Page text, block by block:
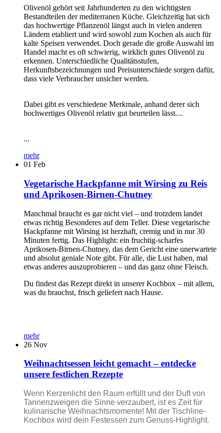
Olivenöl gehört seit Jahrhunderten zu den wichtigsten
Bestandteilen der mediterranen Küche. Gleichzeitig hat sich
das hochwertige Pflanzenöl längst auch in vielen anderen
Ländern etabliert und wird sowohl zum Kochen als auch für
kalte Speisen verwendet. Doch gerade die große Auswahl im
Handel macht es oft schwierig, wirklich gutes Olivenöl zu
erkennen. Unterschiedliche Qualitätsstufen,
Herkunftsbezeichnungen und Preisunterschiede sorgen dafür,
dass viele Verbraucher unsicher werden.
Dabei gibt es verschiedene Merkmale, anhand derer sich
hochwertiges Olivenöl relativ gut beurteilen lässt....
...
mehr
01 Feb
Vegetarische Hackpfanne mit Wirsing zu Reis
und Aprikosen-Birnen-Chutney
Manchmal braucht es gar nicht viel – und trotzdem landet
etwas richtig Besonderes auf dem Teller. Diese vegetarische
Hackpfanne mit Wirsing ist herzhaft, cremig und in nur 30
Minuten fertig. Das Highlight: ein fruchtig-scharfes
Aprikosen-Birnen-Chutney, das dem Gericht eine unerwartete
und absolut geniale Note gibt. Für alle, die Lust haben, mal
etwas anderes auszuprobieren – und das ganz ohne Fleisch.
Du findest das Rezept direkt in unserer Kochbox – mit allem,
was du brauchst, frisch geliefert nach Hause.
mehr
26 Nov
Weihnachtsessen leicht gemacht – entdecke
unsere festlichen Rezepte
Wenn Kerzenlicht den Raum erfüllt und der Duft von
Tannenzweigen die Sinne verzaubert, ist es Zeit für
kulinarische Weihnachtsmomente! Mit der Tischline-
Kochbox wird dein Festessen zum Genuss-Highlight.